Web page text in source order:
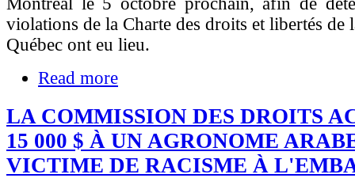
violations de la Charte des droits et libertés de
Québec ont eu lieu.
Read more
LA COMMISSION DES DROITS
15 000 $ À UN AGRONOME
VICTIME DE RACISME À